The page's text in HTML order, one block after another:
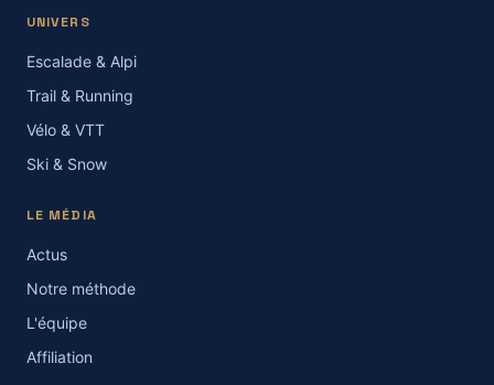
UNIVERS
Escalade & Alpi
Trail & Running
Vélo & VTT
Ski & Snow
LE MÉDIA
Actus
Notre méthode
L'équipe
Affiliation